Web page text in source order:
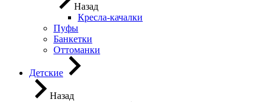
Назад
Кресла-качалки
Пуфы
Банкетки
Оттоманки
Детские
Назад